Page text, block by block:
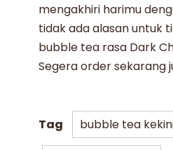
mengakhiri harimu
tidak ada alasan untuk
bubble tea rasa Dark
Segera order sekarang
Tag bubble tea